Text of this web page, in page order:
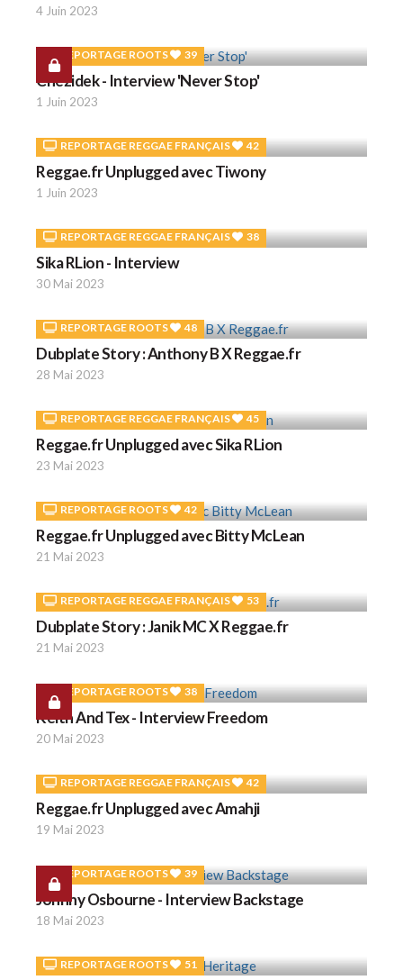
4 Juin 2023
REPORTAGE ROOTS 39
Chezidek - Interview 'Never Stop'
1 Juin 2023
REPORTAGE REGGAE FRANÇAIS 42
Reggae.fr Unplugged avec Tiwony
1 Juin 2023
REPORTAGE REGGAE FRANÇAIS 38
Sika RLion - Interview
30 Mai 2023
REPORTAGE ROOTS 48
Dubplate Story : Anthony B X Reggae.fr
28 Mai 2023
REPORTAGE REGGAE FRANÇAIS 45
Reggae.fr Unplugged avec Sika RLion
23 Mai 2023
REPORTAGE ROOTS 42
Reggae.fr Unplugged avec Bitty McLean
21 Mai 2023
REPORTAGE REGGAE FRANÇAIS 53
Dubplate Story : Janik MC X Reggae.fr
21 Mai 2023
REPORTAGE ROOTS 38
Keith And Tex - Interview Freedom
20 Mai 2023
REPORTAGE REGGAE FRANÇAIS 42
Reggae.fr Unplugged avec Amahji
19 Mai 2023
REPORTAGE ROOTS 39
Johnny Osbourne - Interview Backstage
18 Mai 2023
REPORTAGE ROOTS 51